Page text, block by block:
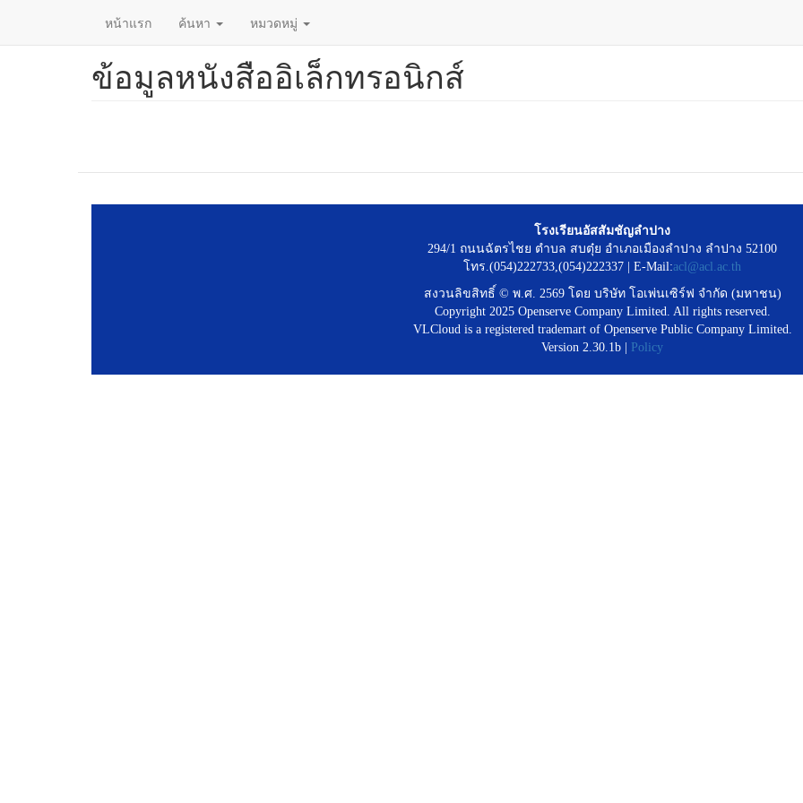
หน้าแรก ค้นหา หมวดหมู่
ข้อมูลหนังสืออิเล็กทรอนิกส์
โรงเรียนอัสสัมชัญลำปาง
294/1 ถนนฉัตรไชย ตำบล สบตุ๋ย อำเภอเมืองลำปาง ลำปาง 52100
โทร.(054)222733,(054)222337 | E-Mail:acl@acl.ac.th
สงวนลิขสิทธิ์ © พ.ศ. 2569 โดย บริษัท โอเพ่นเซิร์ฟ จำกัด (มหาชน)
Copyright 2025 Openserve Company Limited. All rights reserved.
VLCloud is a registered trademart of Openserve Public Company Limited.
Version 2.30.1b |
Policy